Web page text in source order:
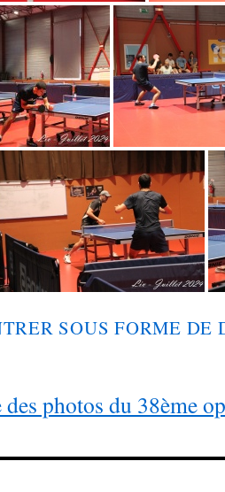
SOUS FORME
photos du 38ème